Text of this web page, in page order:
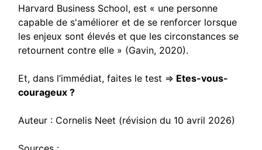
Harvard Business School, est « une personne
capable de s'améliorer et de se renforcer lorsque
les enjeux sont élevés et que les circonstances se
retournent contre elle » (Gavin, 2020).
Et, dans l’immédiat, faites le test => Etes-vous-
courageux ?
Auteur : Cornelis Neet (révision du 10 avril 2026)